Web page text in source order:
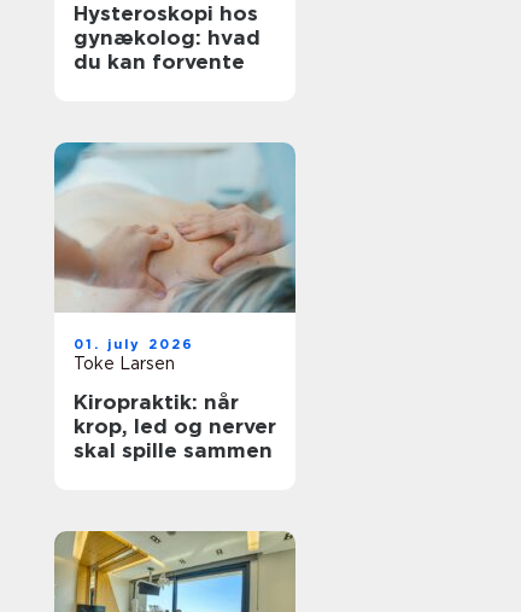
Hysteroskopi hos
gynækolog: hvad
du kan forvente
01. july 2026
Toke Larsen
Kiropraktik: når
krop, led og nerver
skal spille sammen